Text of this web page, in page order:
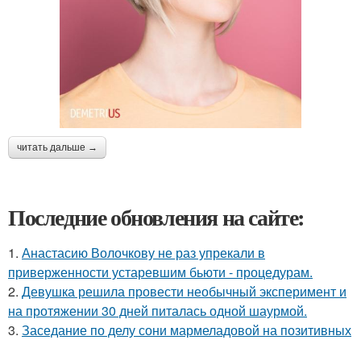
читать дальше →
Последние обновления на сайте:
1. Анастасию Волочкову не раз упрекали в
приверженности устаревшим бьюти - процедурам.
2. Девушка решила провести необычный эксперимент и
на протяжении 30 дней питалась одной шаурмой.
3. Заседание по делу сони мармеладовой на позитивных